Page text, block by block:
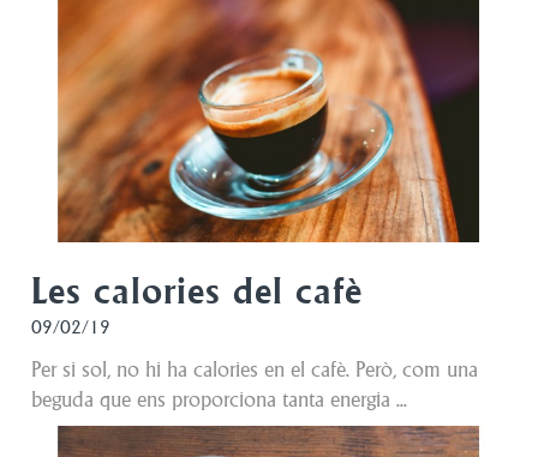
Les calories del cafè
09/02/19
Per si sol, no hi ha calories en el cafè. Però, com una
beguda que ens proporciona tanta energia ...